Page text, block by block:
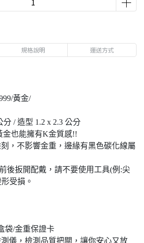
規格說明 運送方式
黃金/
分 / 造型 1.2 x 2.3 公分
金也能擁有K金質感!!
，不影響金重，邊緣有黑色碳化線屬
後扳開配戴，請不要使用工具(例:尖
受損。
袋/金重保證卡
測儀，檢測品質把關，讓你安心又放